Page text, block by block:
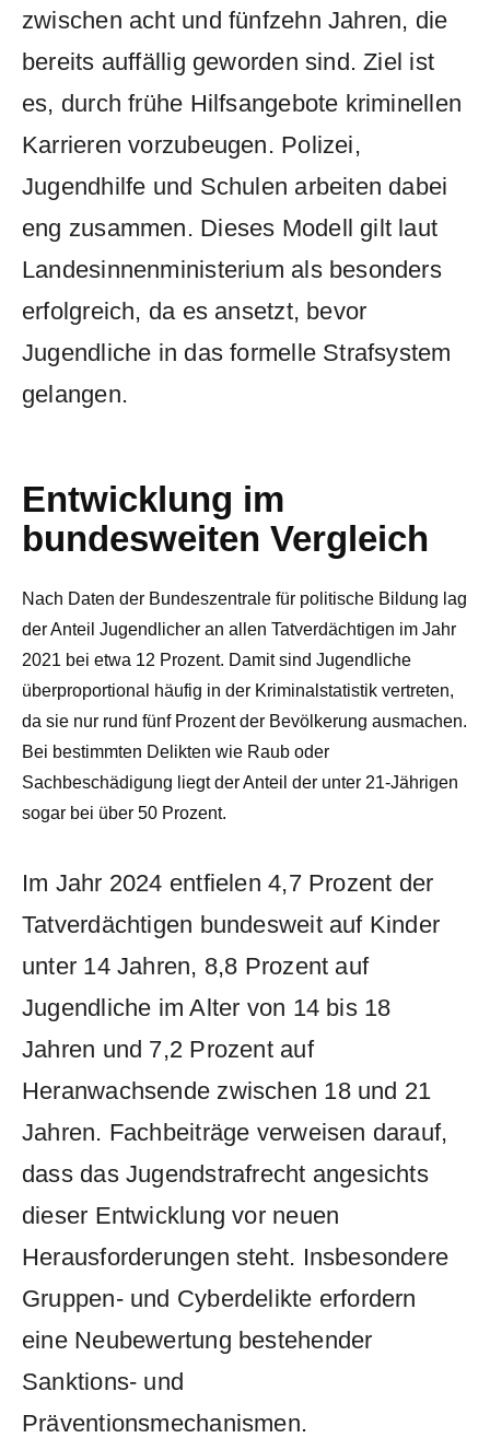
zwischen acht und fünfzehn Jahren, die
bereits auffällig geworden sind. Ziel ist
es, durch frühe Hilfsangebote kriminellen
Karrieren vorzubeugen. Polizei,
Jugendhilfe und Schulen arbeiten dabei
eng zusammen. Dieses Modell gilt laut
Landesinnenministerium als besonders
erfolgreich, da es ansetzt, bevor
Jugendliche in das formelle Strafsystem
gelangen.
Entwicklung im
bundesweiten Vergleich
Nach Daten der Bundeszentrale für politische Bildung lag
der Anteil Jugendlicher an allen Tatverdächtigen im Jahr
2021 bei etwa 12 Prozent. Damit sind Jugendliche
überproportional häufig in der Kriminalstatistik vertreten,
da sie nur rund fünf Prozent der Bevölkerung ausmachen.
Bei bestimmten Delikten wie Raub oder
Sachbeschädigung liegt der Anteil der unter 21-Jährigen
sogar bei über 50 Prozent.
Im Jahr 2024 entfielen 4,7 Prozent der
Tatverdächtigen bundesweit auf Kinder
unter 14 Jahren, 8,8 Prozent auf
Jugendliche im Alter von 14 bis 18
Jahren und 7,2 Prozent auf
Heranwachsende zwischen 18 und 21
Jahren. Fachbeiträge verweisen darauf,
dass das Jugendstrafrecht angesichts
dieser Entwicklung vor neuen
Herausforderungen steht. Insbesondere
Gruppen- und Cyberdelikte erfordern
eine Neubewertung bestehender
Sanktions- und
Präventionsmechanismen.